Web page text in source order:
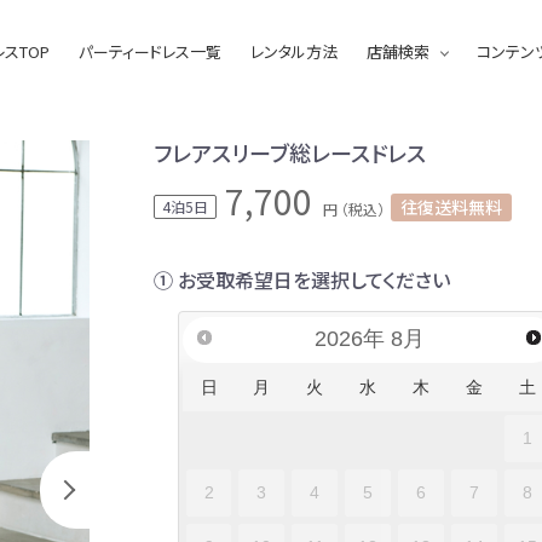
スTOP パーティードレス一覧 レンタル方法 店舗検索 コンテン
フレアスリーブ総レースドレス
4泊5日 7,700 円 （税込） 往復送料無料
① お受取希望日を選択してください
2026年 8月
日 月 火 水 木 金 土
1
2 3 4 5 6 7 8